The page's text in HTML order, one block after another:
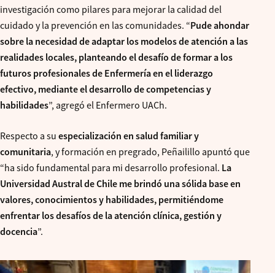
investigación como pilares para mejorar la calidad del
cuidado y la prevención en las comunidades. “Pude ahondar
sobre la necesidad de adaptar los modelos de atención a las
realidades locales, planteando el desafío de formar a los
futuros profesionales de Enfermería en el liderazgo
efectivo, mediante el desarrollo de competencias y
habilidades”, agregó el Enfermero UACh.
Respecto a su especialización en salud familiar y
comunitaria, y formación en pregrado, Peñailillo apuntó que
“ha sido fundamental para mi desarrollo profesional. La
Universidad Austral de Chile me brindó una sólida base en
valores, conocimientos y habilidades, permitiéndome
enfrentar los desafíos de la atención clínica, gestión y
docencia”.